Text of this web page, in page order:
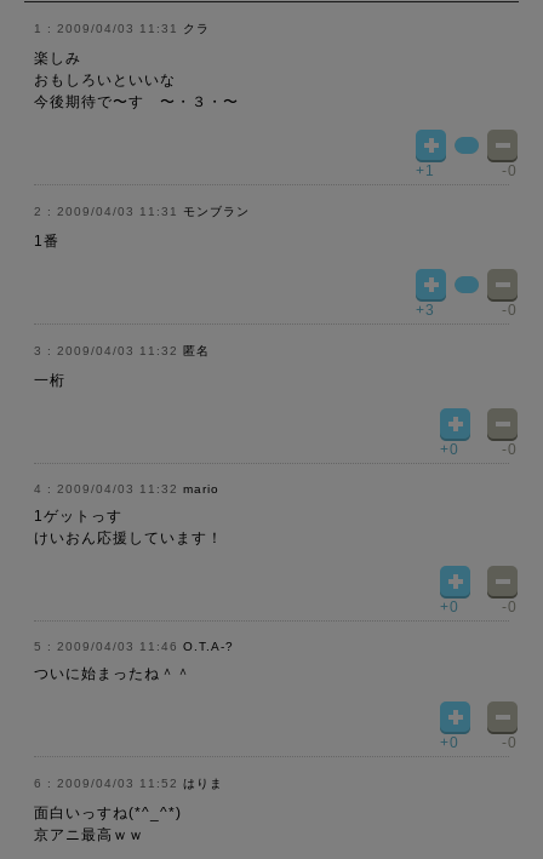
2009/04/03 11:31 クラ
楽しみ
おもしろいといいな
今後期待で〜す 〜・３・〜
+1 -0
2009/04/03 11:31 モンブラン
1番
+3 -0
2009/04/03 11:32 匿名
一桁
+0 -0
2009/04/03 11:32 mario
1ゲットっす
けいおん応援しています！
+0 -0
2009/04/03 11:46 O.T.A-?
ついに始まったね＾＾
+0 -0
2009/04/03 11:52 はりま
面白いっすね(*^_^*)
京アニ最高ｗｗ